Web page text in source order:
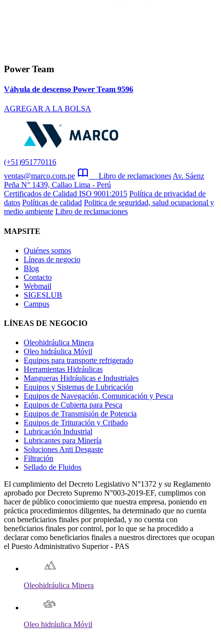
Power Team
Válvula de descenso Power Team 9596
AGREGAR A LA BOLSA
(+51)951770116
ventas@marco.com.pe
Libro de reclamaciones Av. Sáenz
Peña N° 1439, Callao Lima - Perú
Certificados de Calidad ISO 9001:2015 Política de privacidad de
datos Políticas de calidad Politica de seguridad, salud ocupacional y
medio ambiente Libro de reclamaciones
MAPSITE
Quiénes somos
Líneas de negocio
Blog
Contacto
Webmail
SIGESLUB
Campus
LÍNEAS DE NEGOCIO
Oleohidráulica Minera
Oleo hidráulica Móvil
Equipos para transporte refrigerado
Herramientas Hidráulicas
Mangueras Hidráulicas e Industriales
Equipos y Sistemas de Lubricación
Equipos de Navegación, Comunicación y Pesca
Equipos de Cubierta para Pesca
Equipos de Transmisión de Potencia
Equipos de Trituración y Cribado
Lubricación Industrial
Lubricantes para Minería
Soluciones Anti Desgaste
Filtración
Sellado de Fluidos
El cumplimiento del Decreto Legislativo N°1372 y su Reglamento
aprobado por Decreto Supremo N°003-2019-EF, cumplimos con
hacer de público conocimiento que nuestra empresa, poniendo en
práctica procedimientos diligentes, ha determinado que no cuenta
con beneficiarios finales por propiedad, y no cuenta con
beneficiarios finales por control, por lo que se ha procedido a
declarar como beneficiarios finales a nuestros directores que ocupan
el Puesto Administrativo Superior - PAS
Oleohidráulica Minera
Oleo hidráulica Móvil